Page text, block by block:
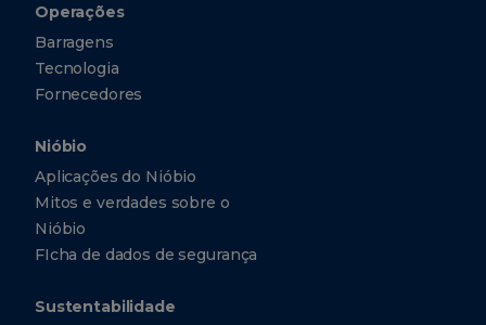
Operações
Barragens
Tecnologia
Fornecedores
Nióbio
Aplicações do Nióbio
Mitos e verdades sobre o
Nióbio
FIcha de dados de segurança
Sustentabilidade